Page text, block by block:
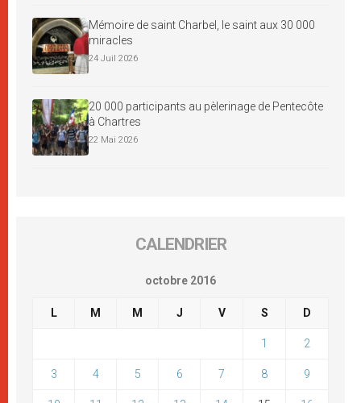
Mémoire de saint Charbel, le saint aux 30 000
miracles
24 Juil 2026
20 000 participants au pèlerinage de Pentecôte
à Chartres
22 Mai 2026
CALENDRIER
octobre 2016
L M M J V S D
1 2
3 4 5 6 7 8 9